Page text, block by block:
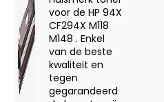
voor de HP 94X
CF294X M118
M148 . Enkel
van de beste
kwaliteit en
tegen
gegarandeerd